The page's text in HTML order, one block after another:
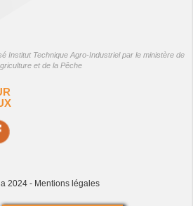
Institut Technique Agro-Industriel par le ministère de
et de la Pêche
2024 - Mentions légales